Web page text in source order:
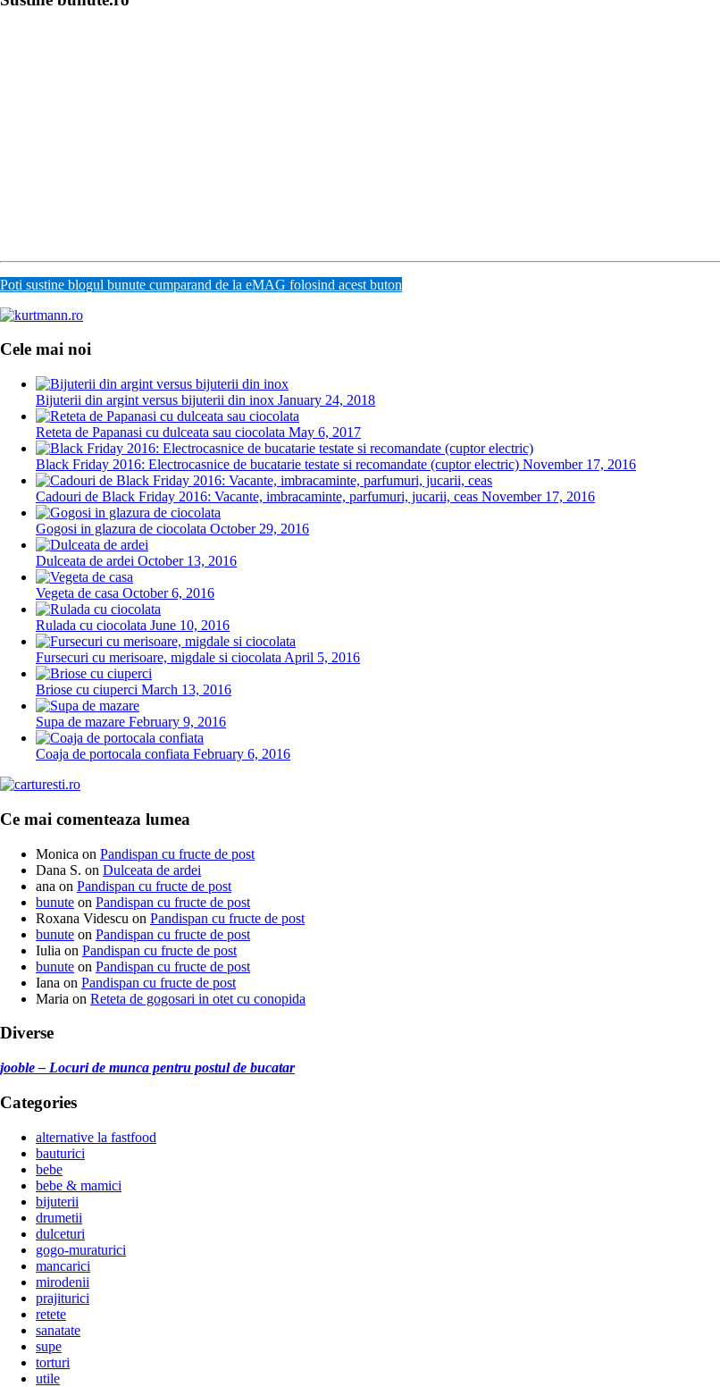
Poti sustine blogul bunute cumparand de la eMAG folosind acest buton
Cele mai noi
Bijuterii din argint versus bijuterii din inox January 24, 2018
Reteta de Papanasi cu dulceata sau ciocolata May 6, 2017
Black Friday 2016: Electrocasnice de bucatarie testate si recomandate (cuptor electric) November 17, 2016
Cadouri de Black Friday 2016: Vacante, imbracaminte, parfumuri, jucarii, ceas November 17, 2016
Gogosi in glazura de ciocolata October 29, 2016
Dulceata de ardei October 13, 2016
Vegeta de casa October 6, 2016
Rulada cu ciocolata June 10, 2016
Fursecuri cu merisoare, migdale si ciocolata April 5, 2016
Briose cu ciuperci March 13, 2016
Supa de mazare February 9, 2016
Coaja de portocala confiata February 6, 2016
Ce mai comenteaza lumea
Monica on Pandispan cu fructe de post
Dana S. on Dulceata de ardei
ana on Pandispan cu fructe de post
bunute on Pandispan cu fructe de post
Roxana Videscu on Pandispan cu fructe de post
bunute on Pandispan cu fructe de post
Iulia on Pandispan cu fructe de post
bunute on Pandispan cu fructe de post
Iana on Pandispan cu fructe de post
Maria on Reteta de gogosari in otet cu conopida
Diverse
jooble – Locuri de munca pentru postul de bucatar
Categories
alternative la fastfood
bauturici
bebe
bebe & mamici
bijuterii
drumetii
dulceturi
gogo-muraturici
mancarici
mirodenii
prajiturici
retete
sanatate
supe
torturi
utile